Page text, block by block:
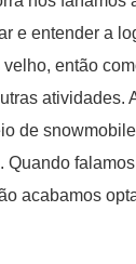
e entender a
então
de
acabamos